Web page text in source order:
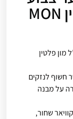
ויבש 100 מל – מון פלטין MON
לשיער צבוע / יבש 100 מ”ל מון פלטין
חשוף לנזקים
על מבנה
שחור,